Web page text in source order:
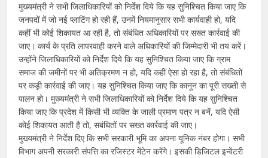
मुख्यमंत्री ने सभी जिलाधिकारियों को निर्देश दिये कि यह सुनिश्चित किया जाए कि
जनपदों में जो नई प्लाटिंग हो रही हैं, उनमें नियमानुसार सभी कार्यवाही हो, यदि
कहीं भी कोई शिकायत आ रही है, तो संबंधित अधिकारियों पर सख्त कार्रवाई की
जाए। कार्य के प्रति लापरवाही करने वाले अधिकारियों की जिम्मेदारी भी तय करें।
उन्होंने जिलाधिकारियों को निर्देश दिये कि यह सुनिश्चित किया जाए कि ग्राम
समाज की जमीनों पर भी अतिक्रमण न हो, यदि कहीं ऐसा हो रहा है, तो संबंधितों
पर कड़ी कार्रवाई की जाए। यह सुनिश्चित किया जाए कि कानून का पूरी सख्ती से
पालन हो। मुख्यमंत्री ने सभी जिलाधिकारियों को निर्देश दिये कि यह सुनिश्चित
किया जाए कि प्रदेश में किसी भी व्यक्ति के जाली प्रमाण पत्र न बनें, यदि ऐसी
कोई शिकायत आती है तो, सबंधितों पर सख्त कार्रवाई की जाए।
मुख्यमंत्री ने निर्देश दिए कि सभी सरकारी भूमि का अपना यूनिक नंबर होगा। सभी
विभाग अपनी सरकारी संपत्ति का रजिस्टर मेंटेन करेंगे। इसकी डिजिटल इन्वेंटरी